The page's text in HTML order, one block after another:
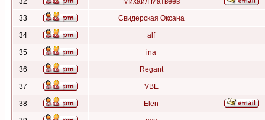
33 Свидерская Оксана
34 alf
35 ina
36 Regant
37 VBE
38 Elen